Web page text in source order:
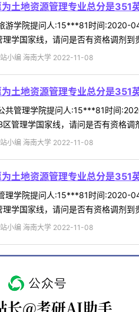
土地资源管理专业总分是351
游学院提问人:15***81时间:2020-
学国家线，请问是否有资格调剂
小编 海南大学 2022-11-08
土地资源管理专业总分是351
共管理学院提问人:15***81时间
区管理学国家线，请问是否有资格
小编 海南大学 2022-11-08
土地资源管理专业总分是351
理学院提问人:15***81时间:2020-
学国家线，请问是否有资格调剂
小编 海南大学 2022-11-08